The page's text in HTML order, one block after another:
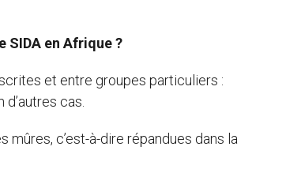
SIDA en Afrique ?
et entre groupes particuliers :
cas.
c’est-à-dire répandues dans la